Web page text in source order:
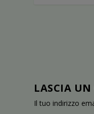
LASCIA
Il tuo indirizzo